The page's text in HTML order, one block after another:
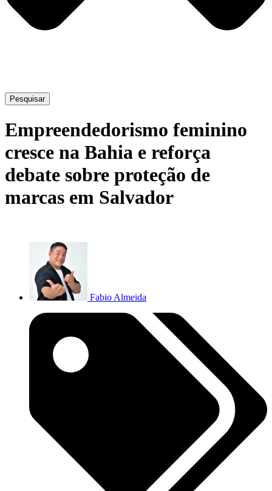
Pesquisar
Empreendedorismo feminino
cresce na Bahia e reforça
debate sobre proteção de
marcas em Salvador
Fabio Almeida